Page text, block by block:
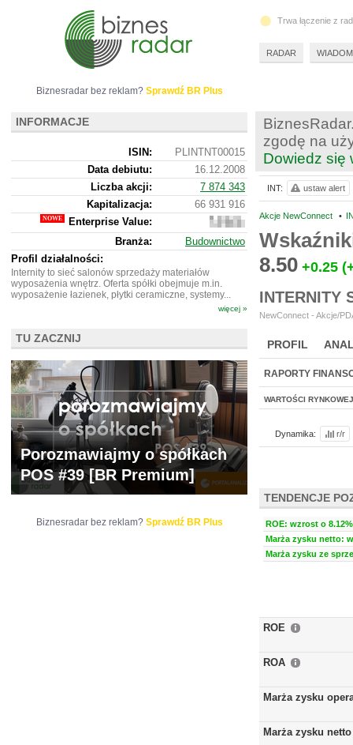
zgodę na
Dowiedz się
Akcje NewConnect •
8.50 +0.25
INTERNITY
NewConnect - Akcje/
PROFIL
BR LAB
RAPORTY
WARTOŚCI RYNKOWEJ
Dynamika: r/r
TENDENCJE
ROE: wzrost o
Marża zysku netto:
Marża zysku ze
ROE
ROA
Marża zysku
Marża zysku netto
INT: ustaw alert
Biznesradar bez reklam? Sprawdź BR Plus
INFORMACJE
ISIN:
PLINTNT00015
Data debiutu:
16.12.2008
Liczba akcji:
7 874 343
Kapitalizacja:
66 931 916
Enterprise Value:
71
927
916
Branża:
Budownictwo
Profil działalności:
Internity to sieć salonów sprzedaży materiałów
wyposażenia wnętrz. Oferta spółki obejmuje m.in.
wyposażenie łazienek, płytki ceramiczne, systemy...
więcej »
TU ZACZNIJ
Porozmawiajmy o spółkach
POS #39 [BR Premium]
Biznesradar bez reklam? Sprawdź BR Plus
Trwa łączenie z
RADAR